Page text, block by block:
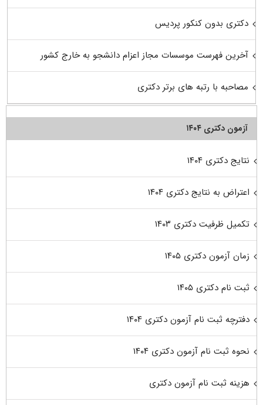
دکتری بدون کنکور پردیس
آخرین فهرست موسسات مجاز اعزام دانشجو به خارج کشور
مصاحبه با رتبه های برتر دکتری
آزمون دکتری ۱۴۰۴
نتایج دکتری ۱۴۰۴
اعتراض به نتایج دکتری ۱۴۰۴
تکمیل ظرفیت دکتری ۱۴۰۳
زمان آزمون دکتری ۱۴۰۵
ثبت نام دکتری ۱۴۰۵
دفترچه ثبت نام آزمون دکتری ۱۴۰۴
نحوه ثبت نام آزمون دکتری ۱۴۰۴
هزینه ثبت نام آزمون دکتری